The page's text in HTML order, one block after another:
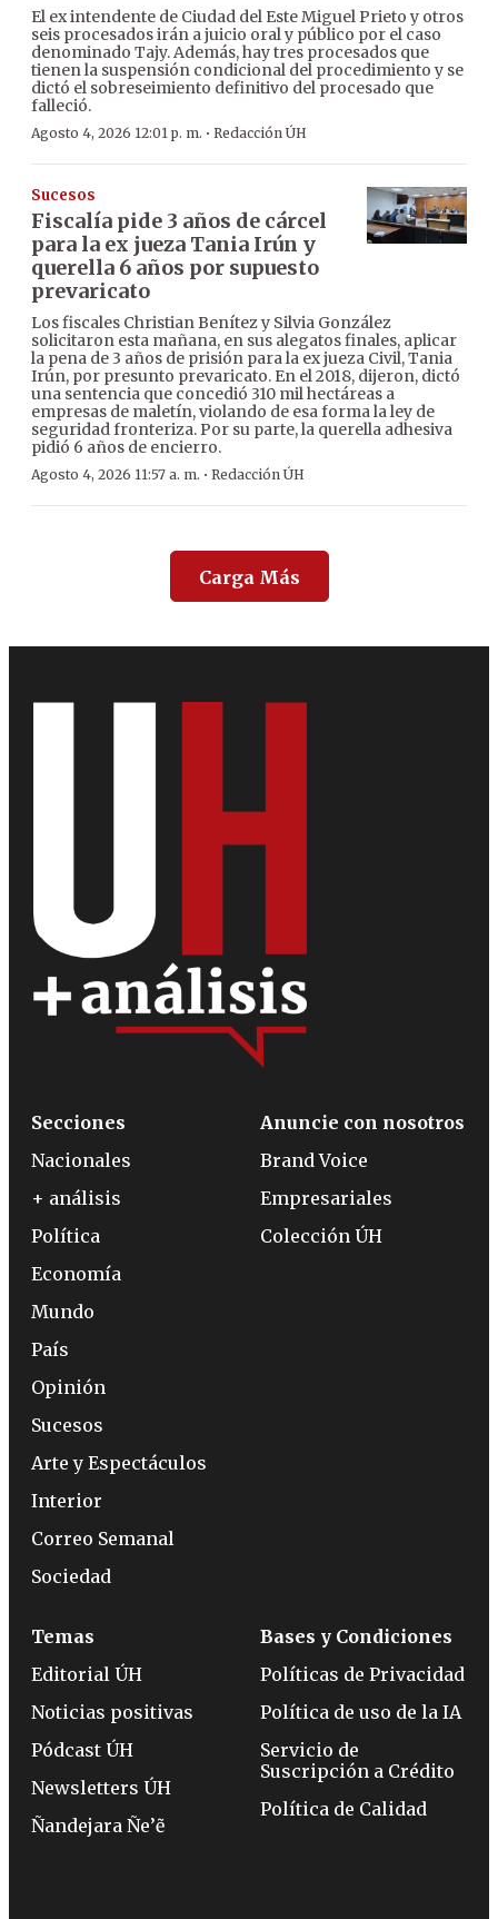
El ex intendente de Ciudad del Este Miguel Prieto y otros
seis procesados irán a juicio oral y público por el caso
denominado Tajy. Además, hay tres procesados que
tienen la suspensión condicional del procedimiento y se
dictó el sobreseimiento definitivo del procesado que
falleció.
Agosto 4, 2026 12:01 p. m. · Redacción ÚH
Sucesos
Fiscalía pide 3 años de cárcel
para la ex jueza Tania Irún y
querella 6 años por supuesto
prevaricato
Los fiscales Christian Benítez y Silvia González
solicitaron esta mañana, en sus alegatos finales, aplicar
la pena de 3 años de prisión para la ex jueza Civil, Tania
Irún, por presunto prevaricato. En el 2018, dijeron, dictó
una sentencia que concedió 310 mil hectáreas a
empresas de maletín, violando de esa forma la ley de
seguridad fronteriza. Por su parte, la querella adhesiva
pidió 6 años de encierro.
Agosto 4, 2026 11:57 a. m. · Redacción ÚH
Carga Más
Secciones
Nacionales
+ análisis
Política
Economía
Mundo
País
Opinión
Sucesos
Arte y Espectáculos
Interior
Correo Semanal
Sociedad
Anuncie con nosotros
Brand Voice
Empresariales
Colección ÚH
Temas
Editorial ÚH
Noticias positivas
Pódcast ÚH
Newsletters ÚH
Ñandejara Ñe’ẽ
Bases y Condiciones
Políticas de Privacidad
Política de uso de la IA
Servicio de
Suscripción a Crédito
Política de Calidad